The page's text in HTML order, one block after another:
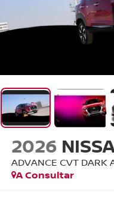
2026
ADVANCE CVT DARK
A Consultar